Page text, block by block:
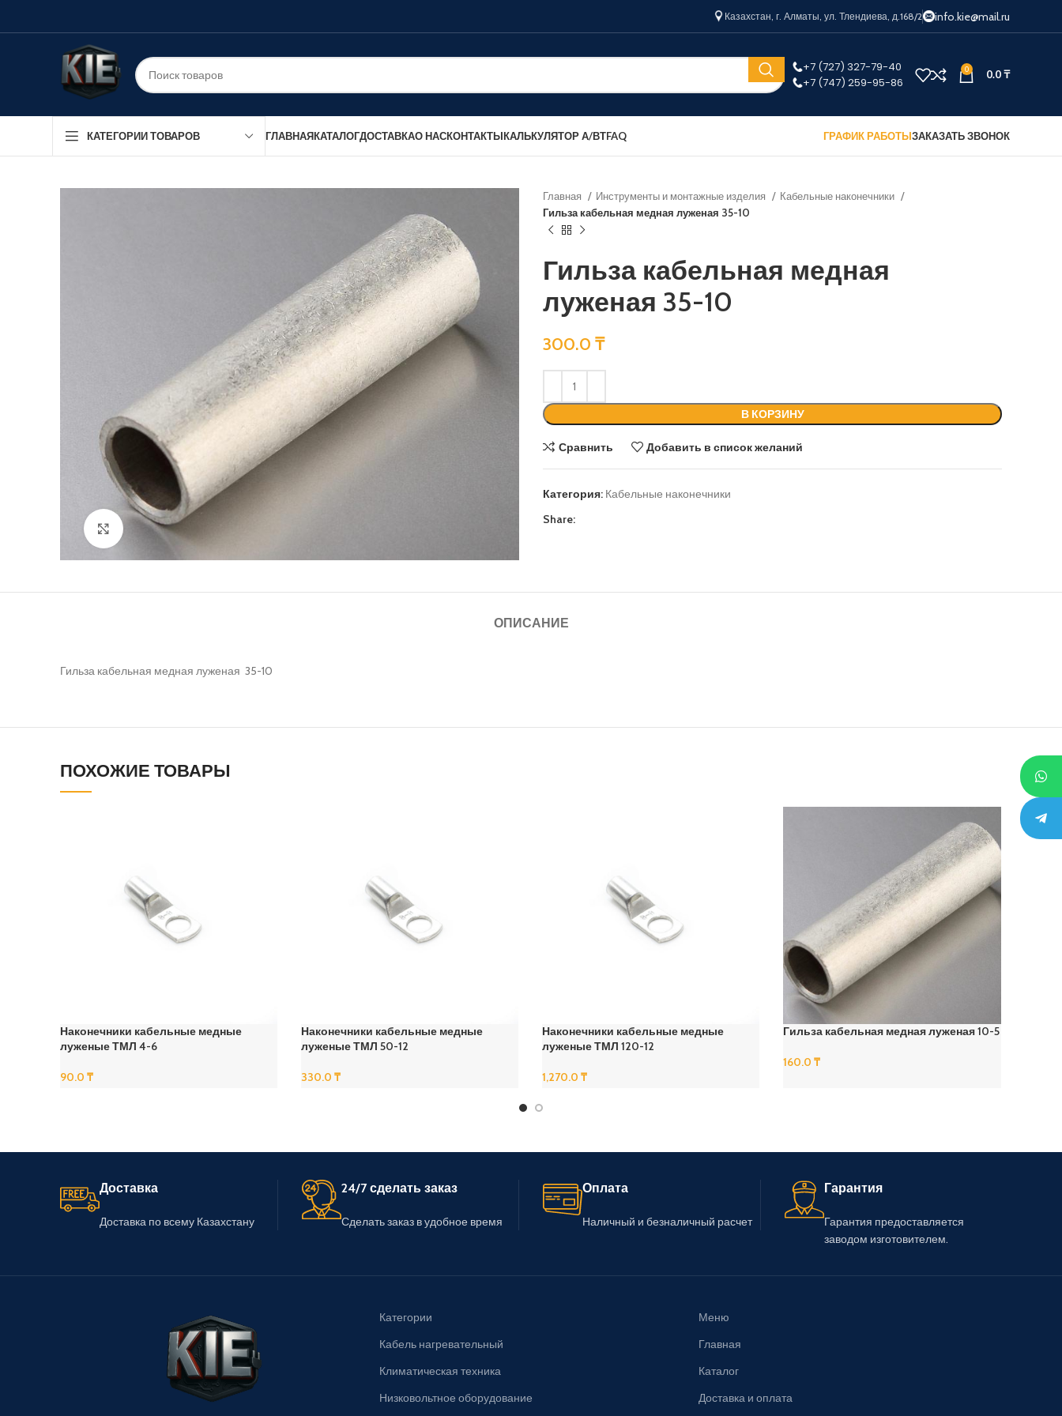
Казахстан, г. Алматы, ул. Тлендиева, д.168/2 info.kie@mail.ru
+7 (727) 327-79-40
+7 (747) 259-95-86
0 0.0₸
КАТЕГОРИИ ТОВАРОВ ГЛАВНАЯКАТАЛОГДОСТАВКАО НАСКОНТАКТЫКАЛЬКУЛЯТОР А/ВТFAQ ГРАФИК РАБОТЫЗАКАЗАТЬ ЗВОНОК
Нажмите, чтобы увеличить
Главная Инструменты и монтажные изделия
Кабельные наконечники
Гильза кабельная медная луженая 35-10
Гильза кабельная медная
луженая 35-10
300.0 ₸
В КОРЗИНУ
Сравнить Добавить в список желаний
Категория: Кабельные наконечники
Share:
ОПИСАНИЕ
Гильза кабельная медная луженая 35-10
ПОХОЖИЕ ТОВАРЫ
Наконечники кабельные медные
луженые ТМЛ 4-6
90.0 ₸
Наконечники кабельные медные
луженые ТМЛ 50-12
330.0₸
Наконечники кабельные медные
луженые ТМЛ 120-12
1,270.0₸
Гильза кабельная медная луженая 10-5
160.0₸
Доставка
Доставка по всему Казахстану
24/7 сделать заказ
Сделать заказ в удобное время
Оплата
Наличный и безналичный расчет
Гарантия
Гарантия предоставляется
заводом изготовителем.
Категории
Кабель нагревательный
Климатическая техника
Низковольтное оборудование
Меню
Главная
Каталог
Доставка и оплата